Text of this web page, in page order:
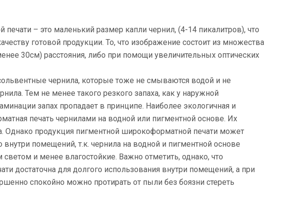
– это маленький размер капли чернил, (4-14 пикалитров), что
готовой продукции. То, что изображение состоит из множества
30см) расстояния, либо при помощи увеличительных оптических
чернила, которые тоже не смываются водой и не
Тем не менее такого резкого запаха, как у наружной
запах пропадает в принципе. Наиболее экологичная и
печать чернилами на водной или пигментной основе. Их
Однако продукция пигментной широкоформатной печати может
внутри помещений, т.к. чернила на водной и пигментной основе
и менее влагостойкие. Важно отметить, однако, что
достаточна для долгого использования внутри помещений, а при
спокойно можно протирать от пыли без боязни стереть